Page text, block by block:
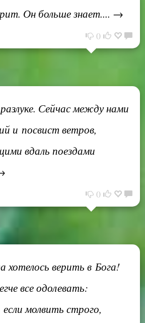
Он больше знает.... →
0
Сейчас между нами
и посвист ветров,
вдаль поездами
0
хотелось верить в Бога!
все одолевать:
если молвить строго,